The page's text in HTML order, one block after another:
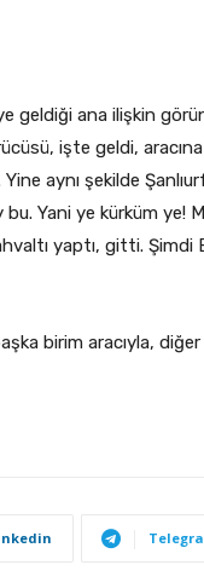
geldiği ana ilişkin
işte geldi,
aynı şekilde
Yani ye kürküm ye!
yaptı, gitti. Şimdi
birim aracıyla,